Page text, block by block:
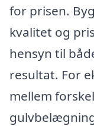
for prisen.
kvalitet og
hensyn til
resultat. For
mellem